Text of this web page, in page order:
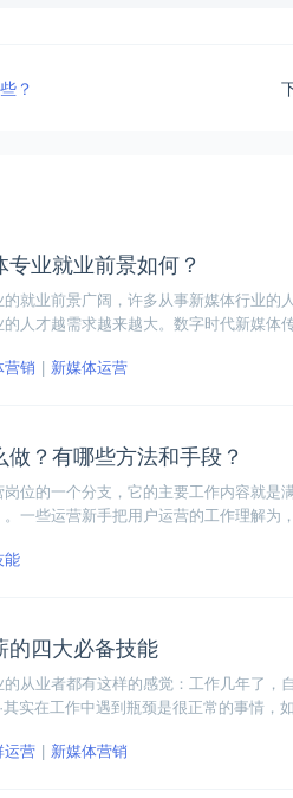
？
专业就业前景如何？
的就业前景广阔，许多从事新媒体行业的
人才越需求越来越大。数字时代新媒体
营销 新媒体运营
做？有哪些方法和手段？
岗位的一个分支，它的主要工作内容就是
一些运营新手把用户运营的工作理解为
机制。下面我们一起来详细分析一下用户
能
的四大必备技能
从业者都有这样的感觉：工作几年了，
其实在工作中遇到瓶颈是很正常的事情
伙伴一些指导和启发，让大家知道要学
运营 新媒体营销